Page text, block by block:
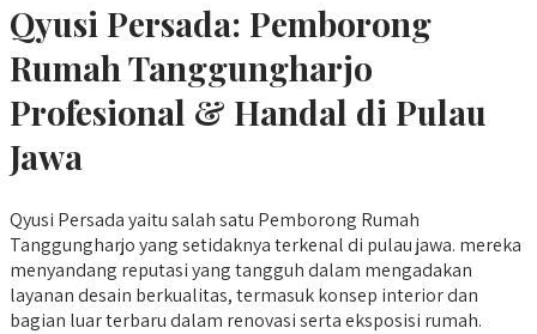
Qyusi Persada: Pemborong
Rumah Tanggungharjo
Profesional & Handal di Pulau
Jawa
Qyusi Persada yaitu salah satu Pemborong Rumah
Tanggungharjo yang setidaknya terkenal di pulau jawa. mereka
menyandang reputasi yang tangguh dalam mengadakan
layanan desain berkualitas, termasuk konsep interior dan
bagian luar terbaru dalam renovasi serta eksposisi rumah.